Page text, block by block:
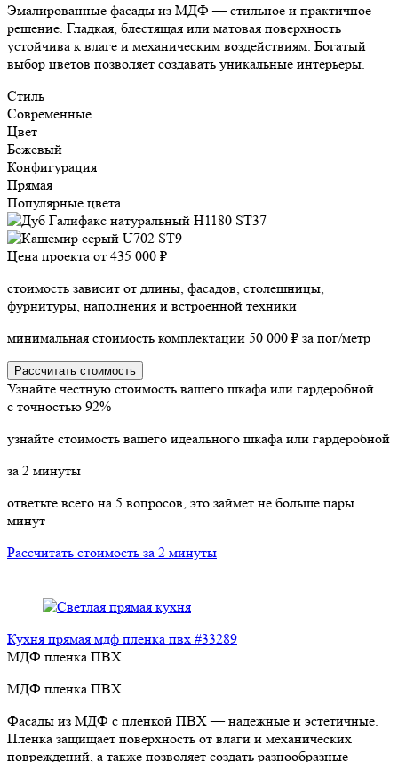
Эмалированные фасады из МДФ — стильное и практичное
решение. Гладкая, блестящая или матовая поверхность
устойчива к влаге и механическим воздействиям. Богатый
выбор цветов позволяет создавать уникальные интерьеры.
Стиль
Современные
Цвет
Бежевый
Конфигурация
Прямая
Популярные цвета
Цена проекта от 435 000 ₽
стоимость зависит от длины, фасадов, столешницы,
фурнитуры, наполнения и встроенной техники
минимальная стоимость комплектации 50 000 ₽ за пог/метр
Рассчитать стоимость
Узнайте честную стоимость вашего шкафа или гардеробной
с точностью 92%
узнайте стоимость вашего идеального шкафа или гардеробной
за 2 минуты
ответьте всего на 5 вопросов, это займет не больше пары
минут
Рассчитать стоимость за 2 минуты
Кухня прямая мдф пленка пвх #33289
МДФ пленка ПВХ
МДФ пленка ПВХ
Фасады из МДФ с пленкой ПВХ — надежные и эстетичные.
Пленка защищает поверхность от влаги и механических
повреждений, а также позволяет создать разнообразные